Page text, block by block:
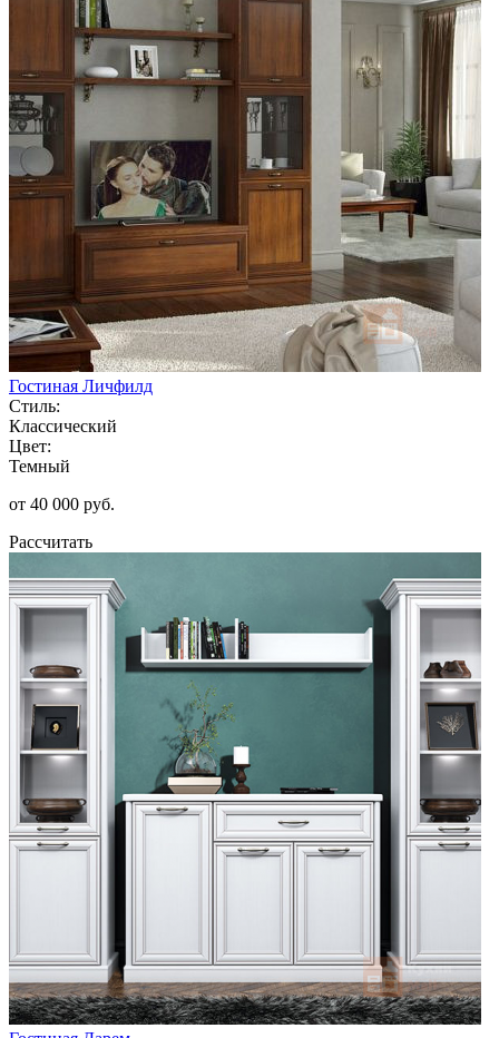
Гостиная Личфилд
Стиль:
Классический
Цвет:
Темный
от 40 000 руб.
Рассчитать